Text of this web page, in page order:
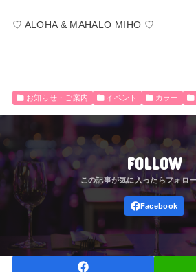
♡ ALOHA & MAHALO MIHO ♡
お知らせ・ご案内 イベント カラー
FOLLOW